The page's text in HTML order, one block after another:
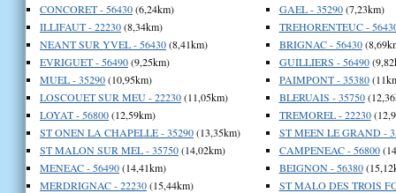
CONCORET - 56430(6,24km)
ILLIFAUT - 22230(8,34km)
NEANT SUR YVEL - 56430(8,41km)
EVRIGUET - 56490(9,25km)
MUEL - 35290(10,95km)
LOSCOUET SUR MEU - 22230(11,05km)
LOYAT - 56800(12,59km)
ST ONEN LA CHAPELLE - 35290(13,35km)
ST MALON SUR MEL - 35750(14,02km)
MENEAC - 56490(14,41km)
MERDRIGNAC - 22230(15,44km)
GAEL - 35290(7,23km)
TREHORENTEUC -
BRIGNAC - 56430
GUILLIERS - 56490
PAIMPONT - 35380
BLERUAIS - 35750
TREMOREL - 22230
ST MEEN LE GRAND -
CAMPENEAC - 56800
BEIGNON - 56380
ST MALO DES TROIS